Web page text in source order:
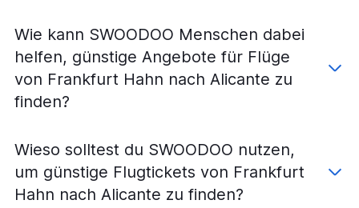
Wie kann SWOODOO Menschen dabei
helfen, günstige Angebote für Flüge
von Frankfurt Hahn nach Alicante zu
finden?
Wieso solltest du SWOODOO nutzen,
um günstige Flugtickets von Frankfurt
Hahn nach Alicante zu finden?